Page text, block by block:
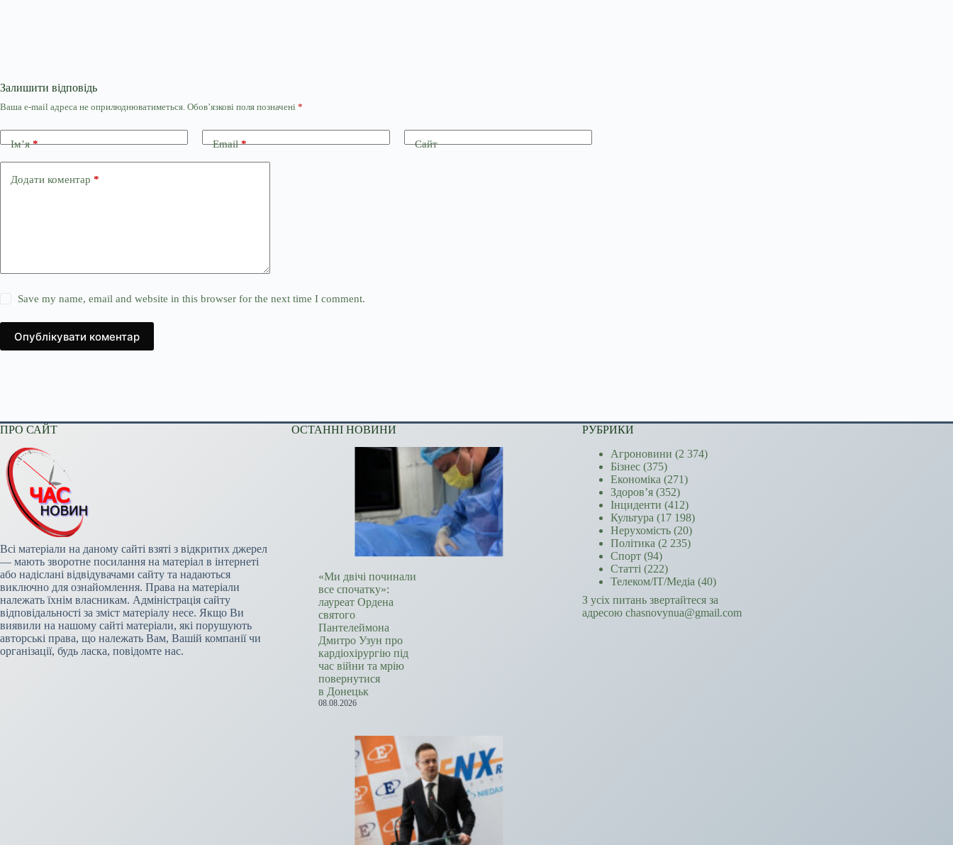
Залишити відповідь
Ваша e-mail адреса не оприлюднюватиметься. Обов’язкові поля позначені *
Ім’я* Email* Сайт
Додати коментар *
Save my name, email and website in this browser for the next time I comment.
Опублікувати коментар
ПРО САЙТ
Всі матеріали на даному сайті взяті з відкритих джерел
— мають зворотне посилання на матеріал в інтернеті
або надіслані відвідувачами сайту та надаються
виключно для ознайомлення. Права на матеріали
належать їхнім власникам. Адміністрація сайту
відповідальності за зміст матеріалу несе. Якщо Ви
виявили на нашому сайті матеріали, які порушують
авторські права, що належать Вам, Вашій компанії чи
організації, будь ласка, повідомте нас.
ОСТАННІ НОВИНИ
«Ми двічі починали
все спочатку»:
лауреат Ордена
святого
Пантелеймона
Дмитро Узун про
кардіохірургію під
час війни та мрію
повернутися
в Донецьк
08.08.2026
РУБРИКИ
Агроновини (2 374)
Бізнес (375)
Економіка (271)
Здоров’я (352)
Інциденти (412)
Культура (17 198)
Нерухомість (20)
Політика (2 235)
Спорт (94)
Статті (222)
Телеком/ІТ/Медіа (40)
З усіх питань звертайтеся за
адресою chasnovynua@gmail.com